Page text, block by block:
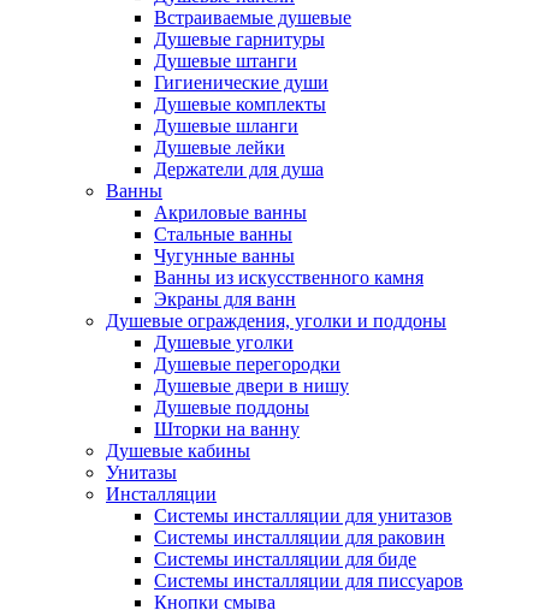
Встраиваемые душевые
Душевые гарнитуры
Душевые штанги
Гигиенические души
Душевые комплекты
Душевые шланги
Душевые лейки
Держатели для душа
Ванны
Акриловые ванны
Стальные ванны
Чугунные ванны
Ванны из искусственного камня
Экраны для ванн
Душевые ограждения, уголки и поддоны
Душевые уголки
Душевые перегородки
Душевые двери в нишу
Душевые поддоны
Шторки на ванну
Душевые кабины
Унитазы
Инсталляции
Системы инсталляции для унитазов
Системы инсталляции для раковин
Системы инсталляции для биде
Системы инсталляции для писсуаров
Кнопки смыва